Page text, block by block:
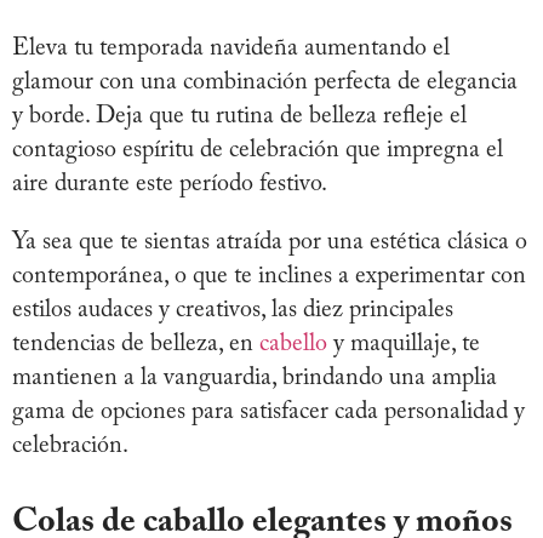
Eleva tu temporada navideña aumentando el
glamour con una combinación perfecta de elegancia
y borde. Deja que tu rutina de belleza refleje el
contagioso espíritu de celebración que impregna el
aire durante este período festivo.
Ya sea que te sientas atraída por una estética clásica o
contemporánea, o que te inclines a experimentar con
estilos audaces y creativos, las diez principales
tendencias de belleza, en cabello y maquillaje, te
mantienen a la vanguardia, brindando una amplia
gama de opciones para satisfacer cada personalidad y
celebración.
Colas de caballo elegantes y moños